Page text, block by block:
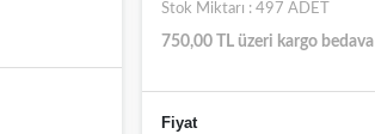
Stok Miktarı : 497 ADET
750,00 TL üzeri kargo bedava
Fiyat